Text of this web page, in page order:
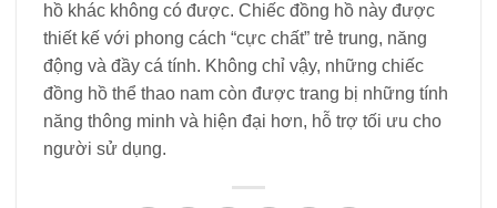
hồ khác không có được. Chiếc đồng hồ này được
thiết kế với phong cách “cực chất” trẻ trung, năng
động và đầy cá tính. Không chỉ vậy, những chiếc
đồng hồ thể thao nam còn được trang bị những tính
năng thông minh và hiện đại hơn, hỗ trợ tối ưu cho
người sử dụng.